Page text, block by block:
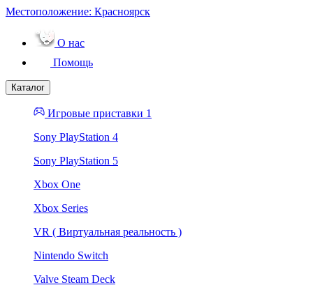
Местоположение: Красноярск
О нас
Помощь
Каталог
Игровые приставки 1
Sony PlayStation 4
Sony PlayStation 5
Xbox One
Xbox Series
VR ( Виртуальная реальность )
Nintendo Switch
Valve Steam Deck